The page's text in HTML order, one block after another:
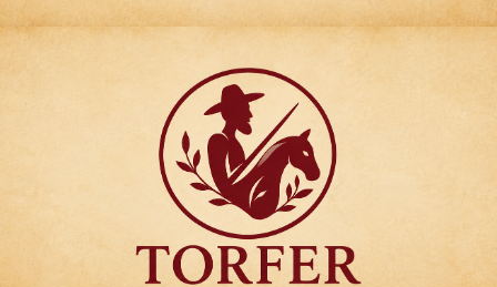
Articulos para
Regalo Torfer.